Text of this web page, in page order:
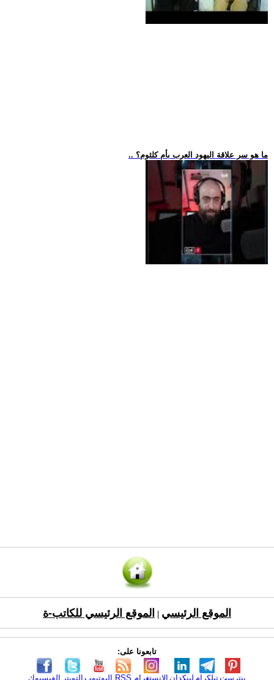
.. ما هو سر علاقة اليهود العرب بأم كلثوم؟
الموقع الرئيسي الموقع الرئيسي للكاتب-ة
تابعونا على:
الفيسبوك التويتر اليوتيوب RSS الانستغرام لينكدإن تيلكرامبنترست